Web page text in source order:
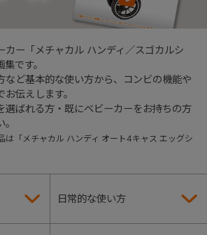
カー「メチャカル ハンディ／スゴカルシ
です。
など基本的な使い方から、コンビの機能や
伝えします。
選ばれる方・既にベビーカーをお持ちの方
は「メチャカル ハンディ オート4キャス エッグシ
日常的な使い方